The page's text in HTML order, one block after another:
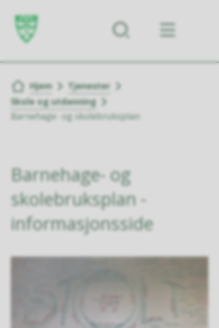
Forsiden
Du er her:
Hjem
Tjenester
Skole og utdanning
Barnehage- og skolebruksplan
Barnehage- og
skolebruksplan -
informasjonsside